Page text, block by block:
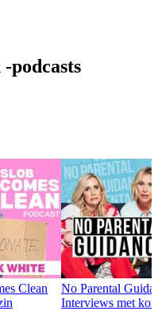
podcasts
Clean
No Parental
Interviews met